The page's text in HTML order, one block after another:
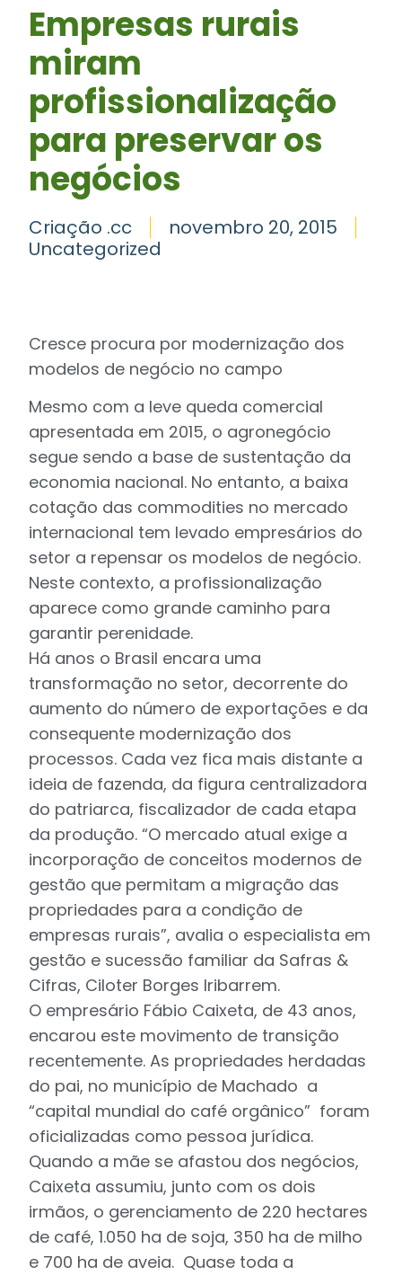
Empresas rurais
miram
profissionalização
para preservar os
negócios
Criação .cc
novembro 20, 2015
Uncategorized
Cresce procura por modernização dos
modelos de negócio no campo
Mesmo com a leve queda comercial
apresentada em 2015, o agronegócio
segue sendo a base de sustentação da
economia nacional. No entanto, a baixa
cotação das commodities no mercado
internacional tem levado empresários do
setor a repensar os modelos de negócio.
Neste contexto, a profissionalização
aparece como grande caminho para
garantir perenidade.
Há anos o Brasil encara uma
transformação no setor, decorrente do
aumento do número de exportações e da
consequente modernização dos
processos. Cada vez fica mais distante a
ideia de fazenda, da figura centralizadora
do patriarca, fiscalizador de cada etapa
da produção. “O mercado atual exige a
incorporação de conceitos modernos de
gestão que permitam a migração das
propriedades para a condição de
empresas rurais”, avalia o especialista em
gestão e sucessão familiar da Safras &
Cifras, Ciloter Borges Iribarrem.
O empresário Fábio Caixeta, de 43 anos,
encarou este movimento de transição
recentemente. As propriedades herdadas
do pai, no município de Machado  a
“capital mundial do café orgânico”  foram
oficializadas como pessoa jurídica.
Quando a mãe se afastou dos negócios,
Caixeta assumiu, junto com os dois
irmãos, o gerenciamento de 220 hectares
de café, 1.050 ha de soja, 350 ha de milho
e 700 ha de aveia. Quase toda a